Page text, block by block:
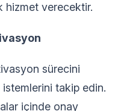
hizmet verecektir.
sürecini
takip edin.
içinde onay